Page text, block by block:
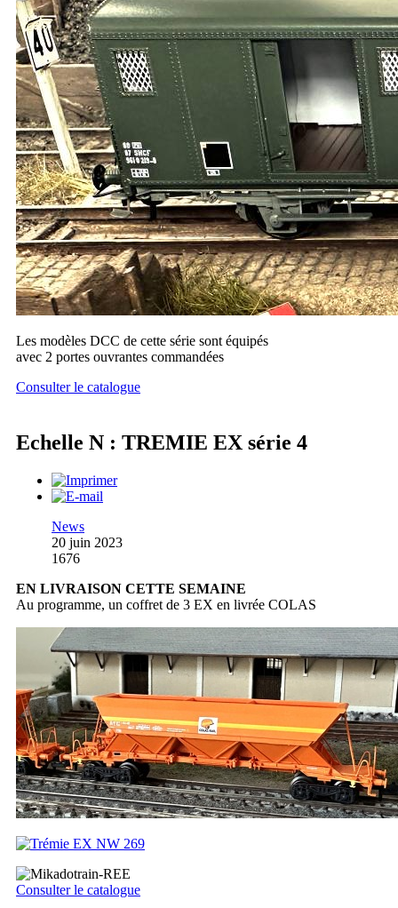
Les modèles DCC de cette série sont équipés
avec 2 portes ouvrantes commandées
Consulter le catalogue
Echelle N : TREMIE EX série 4
News
20 juin 2023
1676
EN LIVRAISON CETTE SEMAINE
Au programme, un coffret de 3 EX en livrée COLAS
Consulter le catalogue